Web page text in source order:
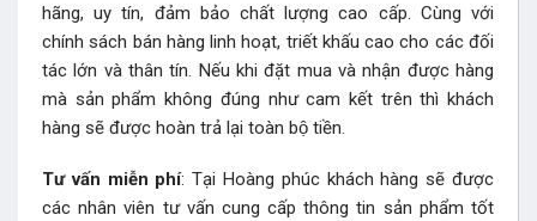
hãng, uy tín, đảm bảo chất lượng cao cấp. Cùng với
chính sách bán hàng linh hoạt, triết khấu cao cho các đối
tác lớn và thân tín. Nếu khi đặt mua và nhận được hàng
mà sản phẩm không đúng như cam kết trên thì khách
hàng sẽ được hoàn trả lại toàn bộ tiền.
Tư vấn miễn phí: Tại Hoàng phúc khách hàng sẽ được
các nhân viên tư vấn cung cấp thông tin sản phẩm tốt